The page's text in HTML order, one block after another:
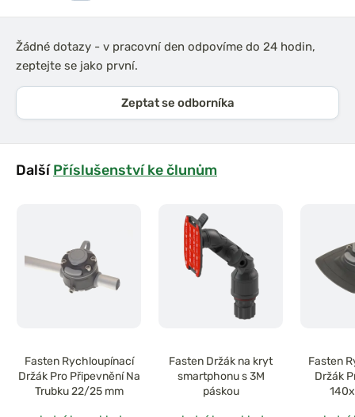
Žádné dotazy - v pracovní den odpovíme do 24 hodin,
zeptejte se jako první.
Zeptat se odborníka
DalšíPříslušenství ke člunům
Fasten Rychloupínací
Držák Pro Připevnění Na
Trubku 22/25 mm
Fasten Držák na kryt
smartphonu s 3M
páskou
Fasten
Držák